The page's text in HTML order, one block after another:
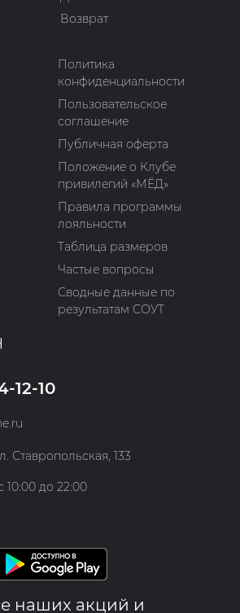
Возврат
Политика
конфиденциальности
Пользовательское
соглашение
Публичная оферта
Положение о Клубе
привилегий «МЁД»
Правила программы
лояльности
Таблица размеров
Частые вопросы
Сводные данные по
результатам СОУТ
12-10
Ставропольская, 133
до 22:00
наших акций и